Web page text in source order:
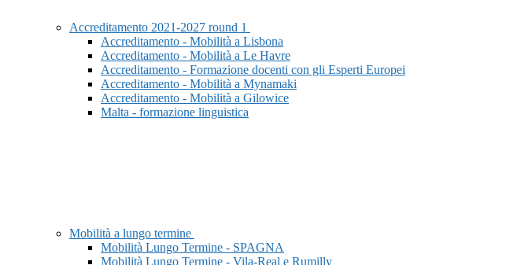
Accreditamento 2021-2027 round 1
Accreditamento - Mobilità a Lisbona
Accreditamento - Mobilità a Le Havre
Accreditamento - Formazione docenti con gli Esperti Europei
Accreditamento - Mobilità a Mynamaki
Accreditamento - Mobilità a Gilowice
Malta - formazione linguistica
Mobilità a lungo termine
Mobilità Lungo Termine - SPAGNA
Mobilità Lungo Termine - Vila-Real e Rumilly